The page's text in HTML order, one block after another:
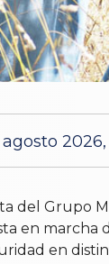
2026,
del Grupo
en marcha
en